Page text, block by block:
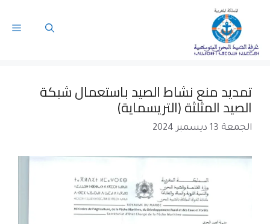
تمديد منع نشاط الصيد باستعمال شبكة
الصيد المثلثة (التريسماية)
الجمعة 13 ديسمبر 2024